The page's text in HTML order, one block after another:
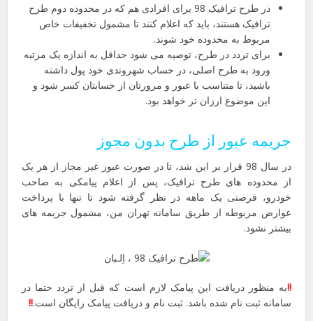
در طرح ترافیک 98 برای افرادی هم که در محدوده دوم طرح
ترافیک هستند، باید که اعلام کنند تا مشمول تخفیفات خاص
مربوط به محدوده خود شوند.
برای تردد در طرح، توصیه می شود حداقل به اندازه یک مرتبه
ورود به طرح اصلی، در حساب شهروندی خود پول داشته
باشید، تا متناسب با عبور و مرورتان از حسابتان کسر شود و
این موضوع ارزان تر خواهد بود.
جریمه عبور از طرح بدون مجوز
در سال 98 قرار بر این شد، تا در صورت عبور غیر مجاز از هر یک
از محدوده های طرح ترافیک، پس از اعلام پیامکی به صاحب
خودرو، فرصتی یک ماهه در نظر گرفته شود تا تنها با پرداخت
عوارض مربوطه از طریق سامانه تهران من، مشمول جریمه های
بیشتر نشود.
!!به منظور دریافت این پیامک لازم است که قبل از تردد حتما در
سامانه ثبت نام شده باشد. ثبت نام و دریافت پیامک رایگان است.!!